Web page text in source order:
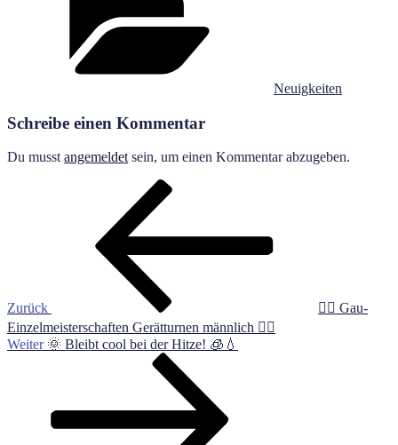
Neuigkeiten
Schreibe einen Kommentar
Du musst angemeldet sein, um einen Kommentar abzugeben.
Beitragsnavigation
Zurück
🤸‍♂️ Gau-
Einzelmeisterschaften Gerätturnen männlich 🤸‍♂️
Nächster
Weiter 🌞 Bleibt cool bei der Hitze! 🧊💧